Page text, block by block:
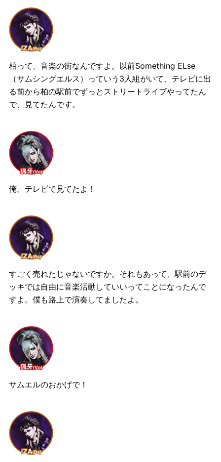
柏って、音楽の街なんですよ。以前Something ELse
（サムシングエルス）っていう3人組がいて、テレビに出
る前から柏の駅前でずっとストリートライブやってたん
で、見てたんです。
俺、テレビで見てたよ！
すごく売れたじゃないですか。それもあって、駅前のデ
ッキでは自由に音楽活動していいってことになったんで
すよ。僕も路上で演奏してましたよ。
サムエルのおかげで！